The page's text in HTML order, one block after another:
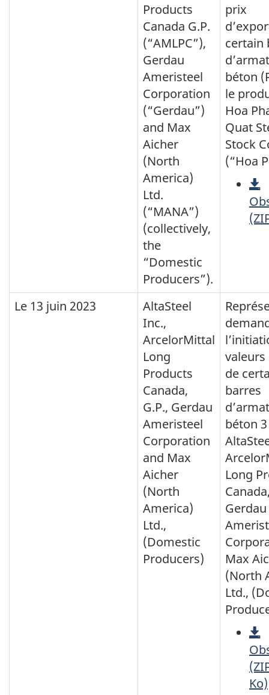
Products
Canada G.P.
(“AMLPC”),
Gerdau
Ameristeel
Corporation
(“Gerdau”)
and Max
Aicher
(North
America)
Ltd.
(“MANA”)
(collectively,
the
“Domestic
Producers”).
prix
certain
béton
le
Hoa
Quat
Stock
(“Hoa
Le 13 juin 2023
AltaSteel
Inc.,
ArcelorMittal
Long
Products
Canada,
G.P., Gerdau
Ameristeel
Corporation
and Max
Aicher
(North
America)
Ltd.,
(Domestic
Producers)
de
barres
béton
Long
Gerdau
Max
(North
Ltd.,
Ko)